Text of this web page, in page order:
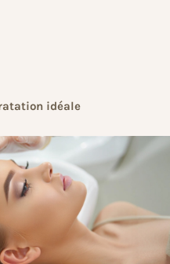
idéale